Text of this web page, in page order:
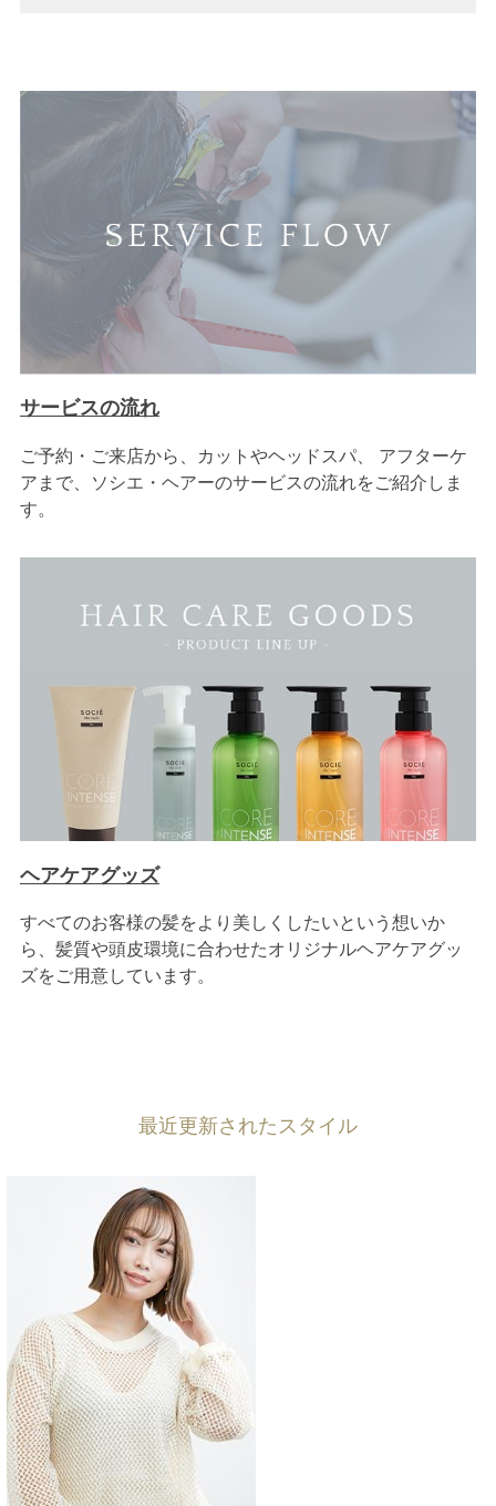
サービスの流れ
ご予約・ご来店から、カットやヘッドスパ、 アフターケ
アまで、ソシエ・ヘアーのサービスの流れをご紹介しま
す。
ヘアケアグッズ
すべてのお客様の髪をより美しくしたいという想いか
ら、髪質や頭皮環境に合わせたオリジナルヘアケアグッ
ズをご用意しています。
最近更新されたスタイル